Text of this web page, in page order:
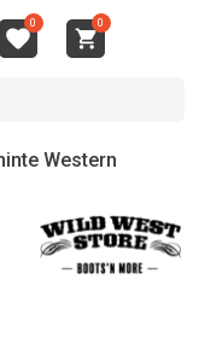
0 0
Western